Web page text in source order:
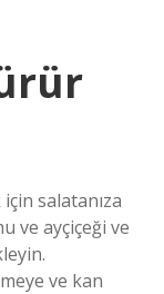
salatanıza
ve ayçiçeği ve
ve kan